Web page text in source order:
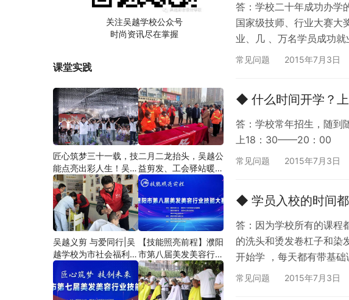
答：学校二十年成功办学
国家级技师、行业大赛大
业、几 、万名学员成功
的舞台；几百家企业签约
常见问题 2015年7月3日
◆ 什么时间开学？
答：学校常年招生，随
上18：30——20：00
常见问题 2015年7月3日
◆ 学员入校的时间
答：因为学校所有的课程
的洗头和烫发卷杠子和染
开始学 ，每天都有带基
就可以完整的学会每一单
常见问题 2015年7月3日
关注吴越学校公众号
时尚资讯尽在掌握
课堂实践
匠心筑梦三十一载，技
能点亮出彩人生！吴越
学校2026年学员学习
成果汇报会圆满成功！
二月二龙抬头，吴越公
益剪发、工会驿站暖人
心——义务剪发情暖户
外劳动者
吴越义剪 与爱同行|吴
越学校为市社会福利院
爱心义剪
【技能照亮前程】濮阳
市第八届美发美容行业
技能大赛圆满闭幕